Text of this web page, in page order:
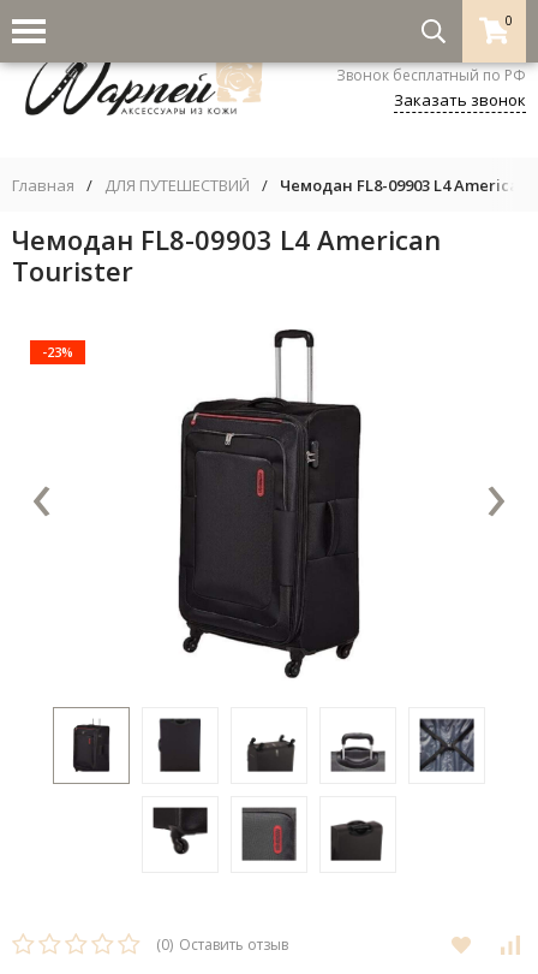
0
8-800-333-5530
Звонок бесплатный по РФ
Заказать звонок
Главная / ДЛЯ ПУТЕШЕСТВИЙ / Чемодан FL8-09903 L4 American
Чемодан FL8-09903 L4 American
Tourister
-23%
‹ ›
(0) Оставить отзыв